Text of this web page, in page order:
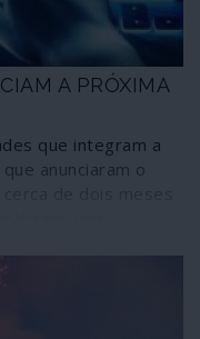
A PRÓXIMA
que integram a
anunciaram o
com tal
a crise da